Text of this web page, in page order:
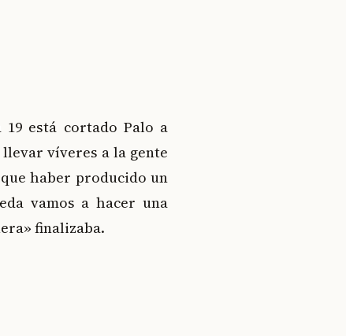
está cortado Palo a
víveres a la gente
haber producido un
vamos a hacer una
finalizaba.